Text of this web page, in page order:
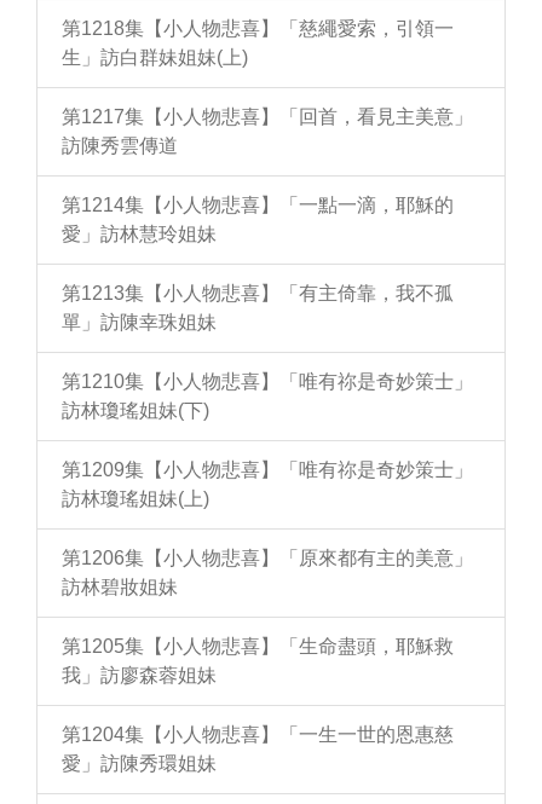
第1218集【小人物悲喜】「慈繩愛索，引領一
生」訪白群妹姐妹(上)
第1217集【小人物悲喜】「回首，看見主美意」
訪陳秀雲傳道
第1214集【小人物悲喜】「一點一滴，耶穌的
愛」訪林慧玲姐妹
第1213集【小人物悲喜】「有主倚靠，我不孤
單」訪陳幸珠姐妹
第1210集【小人物悲喜】「唯有祢是奇妙策士」
訪林瓊瑤姐妹(下)
第1209集【小人物悲喜】「唯有祢是奇妙策士」
訪林瓊瑤姐妹(上)
第1206集【小人物悲喜】「原來都有主的美意」
訪林碧妝姐妹
第1205集【小人物悲喜】「生命盡頭，耶穌救
我」訪廖森蓉姐妹
第1204集【小人物悲喜】「一生一世的恩惠慈
愛」訪陳秀環姐妹